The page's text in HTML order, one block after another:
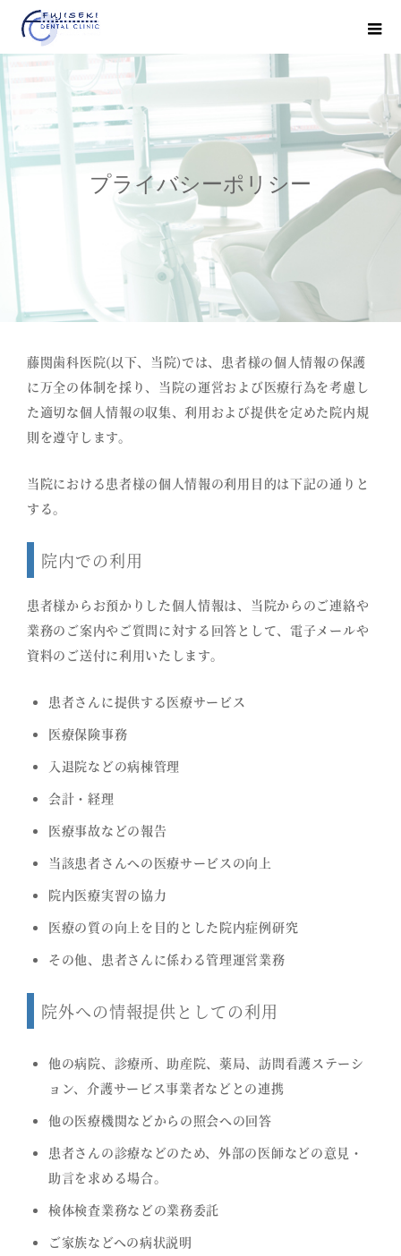
プライバシーポリシー
藤関歯科医院(以下、当院)では、患者様の個人情報の保護
に万全の体制を採り、当院の運営および医療行為を考慮し
た適切な個人情報の収集、利用および提供を定めた院内規
則を遵守します。
当院における患者様の個人情報の利用目的は下記の通りと
する。
院内での利用
患者様からお預かりした個人情報は、当院からのご連絡や
業務のご案内やご質問に対する回答として、電子メールや
資料のご送付に利用いたします。
患者さんに提供する医療サービス
医療保険事務
入退院などの病棟管理
会計・経理
医療事故などの報告
当該患者さんへの医療サービスの向上
院内医療実習の協力
医療の質の向上を目的とした院内症例研究
その他、患者さんに係わる管理運営業務
院外への情報提供としての利用
他の病院、診療所、助産院、薬局、訪問看護ステーシ
ョン、介護サービス事業者などとの連携
他の医療機関などからの照会への回答
患者さんの診療などのため、外部の医師などの意見・
助言を求める場合。
検体検査業務などの業務委託
ご家族などへの病状説明